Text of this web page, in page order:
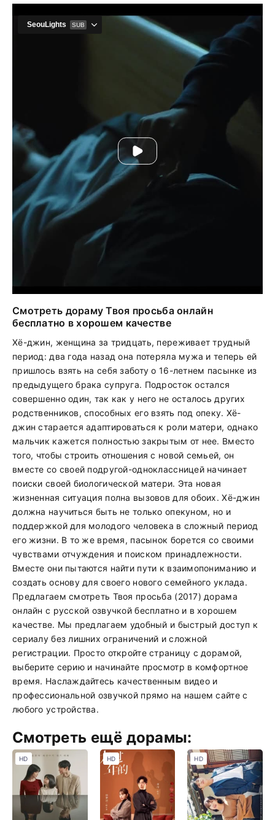
Смотреть дораму Твоя просьба онлайн
бесплатно в хорошем качестве
Хё-джин, женщина за тридцать, переживает трудный
период: два года назад она потеряла мужа и теперь ей
пришлось взять на себя заботу о 16-летнем пасынке из
предыдущего брака супруга. Подросток остался
совершенно один, так как у него не осталось других
родственников, способных его взять под опеку. Хё-
джин старается адаптироваться к роли матери, однако
мальчик кажется полностью закрытым от нее. Вместо
того, чтобы строить отношения с новой семьей, он
вместе со своей подругой-одноклассницей начинает
поиски своей биологической матери. Эта новая
жизненная ситуация полна вызовов для обоих. Хё-джин
должна научиться быть не только опекуном, но и
поддержкой для молодого человека в сложный период
его жизни. В то же время, пасынок борется со своими
чувствами отчуждения и поиском принадлежности.
Вместе они пытаются найти пути к взаимопониманию и
создать основу для своего нового семейного уклада.
Предлагаем смотреть Твоя просьба (2017) дорама
онлайн с русской озвучкой бесплатно и в хорошем
качестве. Мы предлагаем удобный и быстрый доступ к
сериалу без лишних ограничений и сложной
регистрации. Просто откройте страницу с дорамой,
выберите серию и начинайте просмотр в комфортное
время. Наслаждайтесь качественным видео и
профессиональной озвучкой прямо на нашем сайте с
любого устройства.
Смотреть ещё дорамы:
HD HD HD